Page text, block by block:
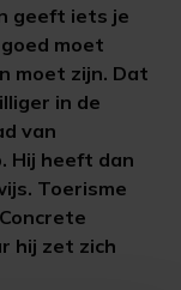
geeft iets je
moet
moet zijn. Dat
in de
van
Hij heeft dan
Toerisme
hij zet zich